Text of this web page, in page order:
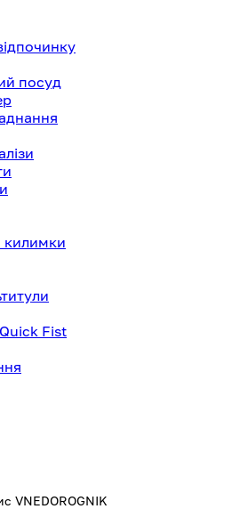
посуд
килимки
Fist
VNEDOROGNIK